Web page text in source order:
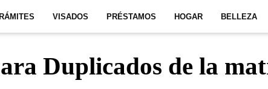
VISADOS PRÉSTAMOS HOGAR BELLEZA
Duplicados de la